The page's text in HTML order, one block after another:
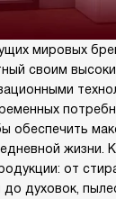
мировых
своим
обеспечить
жизни.
от
духовок,